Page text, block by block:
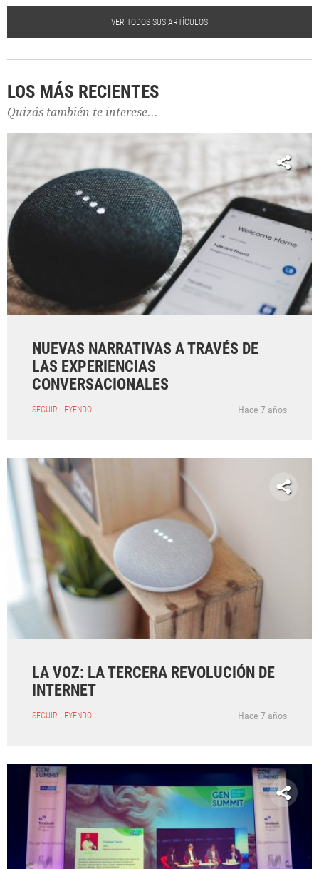
VER TODOS SUS ARTÍCULOS
LOS MÁS RECIENTES
Quizás también te interese...
NUEVAS NARRATIVAS A TRAVÉS DE
LAS EXPERIENCIAS
CONVERSACIONALES
SEGUIR LEYENDO Hace 7 años
LA VOZ: LA TERCERA REVOLUCIÓN DE
INTERNET
SEGUIR LEYENDO Hace 7 años